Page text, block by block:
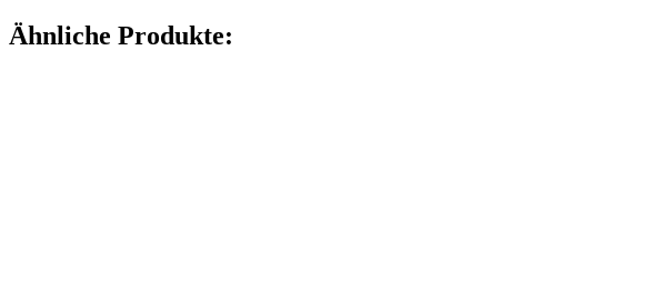
Ähnliche Produkte: